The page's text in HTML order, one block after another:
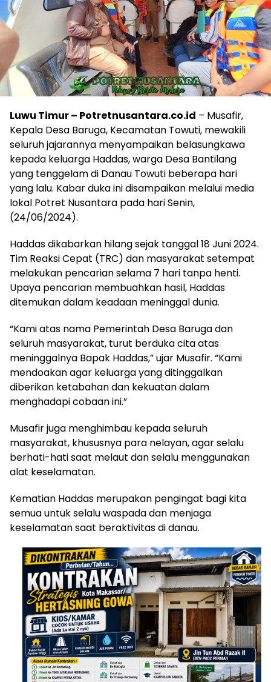
Luwu Timur – Potretnusantara.co.id – Musafir,
Kepala Desa Baruga, Kecamatan Towuti, mewakili
seluruh jajarannya menyampaikan belasungkawa
kepada keluarga Haddas, warga Desa Bantilang
yang tenggelam di Danau Towuti beberapa hari
yang lalu. Kabar duka ini disampaikan melalui media
lokal Potret Nusantara pada hari Senin,
(24/06/2024).
Haddas dikabarkan hilang sejak tanggal 18 Juni 2024.
Tim Reaksi Cepat (TRC) dan masyarakat setempat
melakukan pencarian selama 7 hari tanpa henti.
Upaya pencarian membuahkan hasil, Haddas
ditemukan dalam keadaan meninggal dunia.
“Kami atas nama Pemerintah Desa Baruga dan
seluruh masyarakat, turut berduka cita atas
meninggalnya Bapak Haddas,” ujar Musafir. “Kami
mendoakan agar keluarga yang ditinggalkan
diberikan ketabahan dan kekuatan dalam
menghadapi cobaan ini.”
Musafir juga menghimbau kepada seluruh
masyarakat, khususnya para nelayan, agar selalu
berhati-hati saat melaut dan selalu menggunakan
alat keselamatan.
Kematian Haddas merupakan pengingat bagi kita
semua untuk selalu waspada dan menjaga
keselamatan saat beraktivitas di danau.